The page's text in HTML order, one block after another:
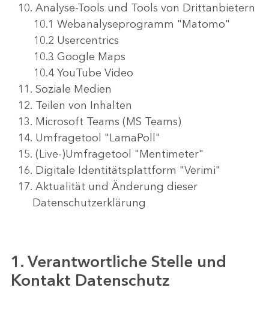
Analyse-Tools und Tools von Drittanbietern
Webanalyseprogramm "Matomo"
Usercentrics
Google Maps
YouTube Video
Soziale Medien
Teilen von Inhalten
Microsoft Teams (MS Teams)
Umfragetool "LamaPoll"
(Live-)Umfragetool "Mentimeter"
Digitale Identitätsplattform "Verimi"
Aktualität und Änderung dieser
Datenschutzerklärung
1. Verantwortliche Stelle und
Kontakt Datenschutz